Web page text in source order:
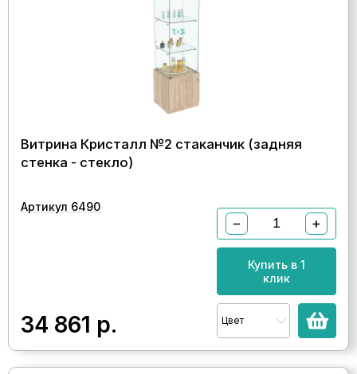
Витрина Кристалл №2 стаканчик (задняя
стенка - стекло)
Артикул 6490
34 861 р.
− +
Купить в 1
клик
Цвет